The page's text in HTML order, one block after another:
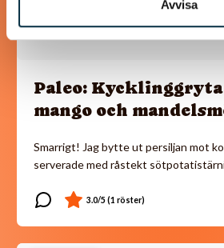
Avvisa
Paleo: Kycklinggryta
mango och
Smarrigt! Jag bytte ut persiljan mot
serverade med råstekt